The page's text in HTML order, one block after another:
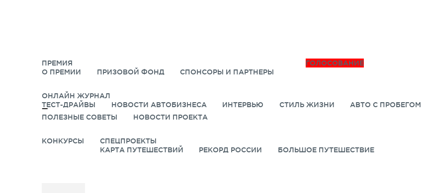
ПРЕМИЯ
О ПРЕМИИ
ПРИЗОВОЙ ФОНД СПОНСОРЫ И ПАРТНЕРЫ
ГОЛОСОВАНИЕ
ОНЛАЙН ЖУРНАЛ
ТЕСТ-ДРАЙВЫ
НОВОСТИ АВТОБИЗНЕСА ИНТЕРВЬЮ СТИЛЬ ЖИЗНИ АВТО С ПРОБЕГОМ
ПОЛЕЗНЫЕ СОВЕТЫ
НОВОСТИ ПРОЕКТА
КОНКУРСЫ
СПЕЦПРОЕКТЫ
КАРТА ПУТЕШЕСТВИЙ
РЕКОРД РОССИИ БОЛЬШОЕ ПУТЕШЕСТВИЕ